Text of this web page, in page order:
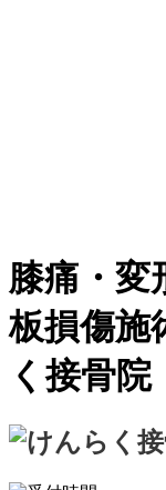
膝痛・変
板損傷施
く接骨院